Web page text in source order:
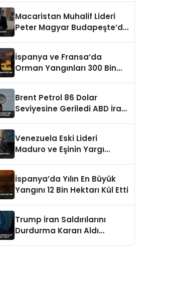
Macaristan Muhalif Lideri
Peter Magyar Budapeşte’de
İspanya ve Fransa’da
Orman Yangınları 300 Bin
Brent Petrol 86 Dolar
Seviyesine Geriledi ABD İran
Venezuela Eski Lideri
Maduro ve Eşinin Yargı
İspanya’da Yılın En Büyük
Yangını 12 Bin Hektarı Kül Etti
Trump İran Saldırılarını
Durdurma Kararı Aldı